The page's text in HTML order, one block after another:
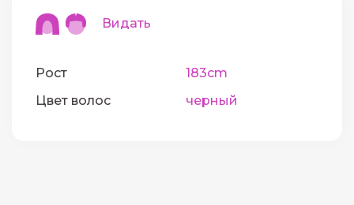
Видать
Рост
183cm
Цвет волос
черный